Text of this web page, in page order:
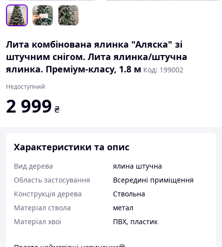
Лита комбінована ялинка "Аляска" зі
штучним снігом. Лита ялинка/штучна
ялинка. Преміум-класу, 1.8 м Код: 199002
Недоступний
2 999 ₴
Характеристики та опис
Вид дерева
ялина штучна
Область застосування
Всередині приміщення
Конструкція дерева
Ствольна
Матеріал ствола
метал
Матеріал хвої
ПВХ, пластик